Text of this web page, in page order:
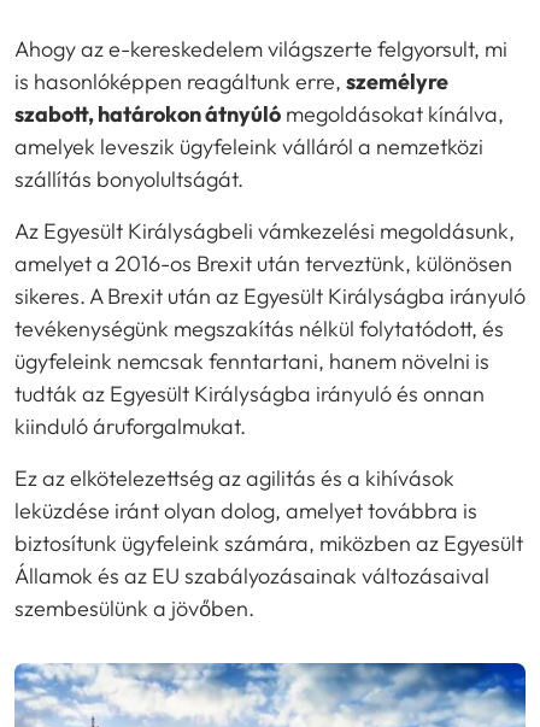
Ahogy az e-kereskedelem világszerte felgyorsult, mi
is hasonlóképpen reagáltunk erre, személyre
szabott, határokon átnyúló megoldásokat kínálva,
amelyek leveszik ügyfeleink válláról a nemzetközi
szállítás bonyolultságát.
Az Egyesült Királyságbeli vámkezelési megoldásunk,
amelyet a 2016-os Brexit után terveztünk, különösen
sikeres. A Brexit után az Egyesült Királyságba irányuló
tevékenységünk megszakítás nélkül folytatódott, és
ügyfeleink nemcsak fenntartani, hanem növelni is
tudták az Egyesült Királyságba irányuló és onnan
kiinduló áruforgalmukat.
Ez az elkötelezettség az agilitás és a kihívások
leküzdése iránt olyan dolog, amelyet továbbra is
biztosítunk ügyfeleink számára, miközben az Egyesült
Államok és az EU szabályozásainak változásaival
szembesülünk a jövőben.